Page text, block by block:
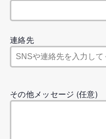
連絡先
その他メッセージ (任意)